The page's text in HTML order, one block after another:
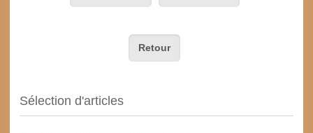
Retour
Sélection d'articles